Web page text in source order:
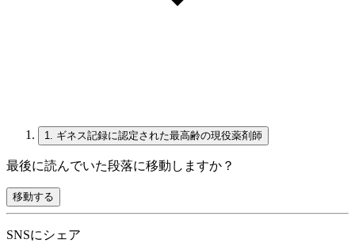
1. ギネス記録に認定された最高齢の現役薬剤師
最後に読んでいた段落に移動しますか？
移動する
SNSにシェア